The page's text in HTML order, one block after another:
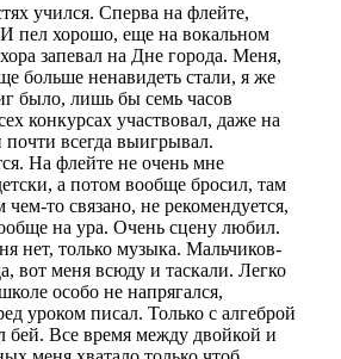
учился. Сперва на флейте,
пел хорошо, еще на вокальном
запевал на Дне города. Меня,
больше ненавидеть стали, я же
было, лишь бы семь часов
конкурсах участвовал, даже на
почти всегда выигрывал.
На флейте не очень мне
а потом вообще бросил, там
чем-то связано, не рекомендуется,
на ура. Очень сцену любил.
нет, только музыка. Мальчиков-
вот меня всюду и таскали. Легко
особо не напрягался,
уроком писал. Только с алгеброй
бей. Все время между двойкой и